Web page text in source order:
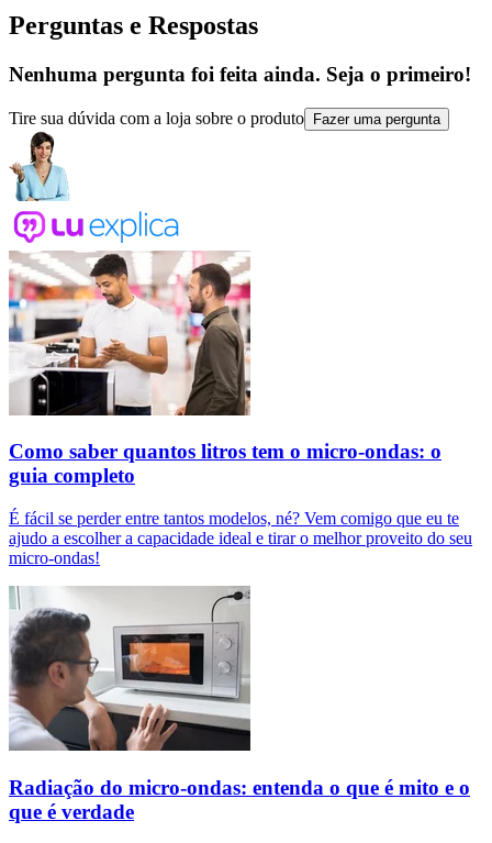
Perguntas e Respostas
Nenhuma pergunta foi feita ainda. Seja o primeiro!
Tire sua dúvida com a loja sobre o produto Fazer uma pergunta
Como saber quantos litros tem o micro-ondas: o
guia completo
É fácil se perder entre tantos modelos, né? Vem comigo que eu te
ajudo a escolher a capacidade ideal e tirar o melhor proveito do seu
micro-ondas!
Radiação do micro-ondas: entenda o que é mito e o
que é verdade